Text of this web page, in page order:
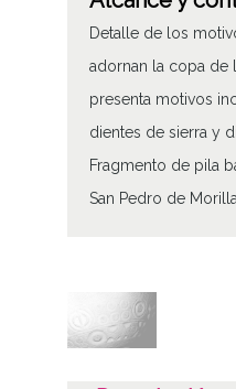
Detalle de los
adornan la copa de
presenta motivos
dientes de sierra y
Fragmento de pila
San Pedro de